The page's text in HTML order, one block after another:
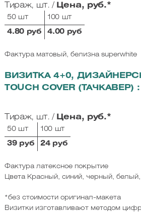
Тираж, шт. / Цена, руб.*
50 шт 100 шт
4.80 руб 4.00 руб
Фактура матовый, белизна superwhite
ВИЗИТКА 4+0,
TOUCH COVER (ТАЧКАВЕР) :
Тираж, шт. / Цена, руб.*
50 шт 100 шт
39 руб 24 руб
Фактура латексное покрытие
Цвета Красный, синий, черный, белый,
*без стоимости оригинал-макета
Визитки изготавливают методом